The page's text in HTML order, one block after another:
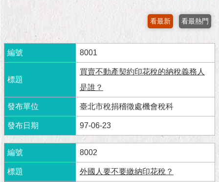
施
願
及
成
果
市
政
資
料
看最新 看最熱門
8001
買賣不動產契約印花稅的納稅義務人
是誰？
臺北市稅捐稽徵處機會稅科
97-06-23
8002
外國人要不要繳納印花稅？